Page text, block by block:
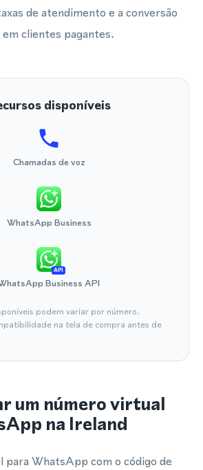
de atendimento e a conversão
clientes pagantes.
disponíveis
Chamadas de voz
WhatsApp Business
API
Business API
podem variar por número.
na tela de compra antes de
um número virtual
na Ireland
para WhatsApp com o código de